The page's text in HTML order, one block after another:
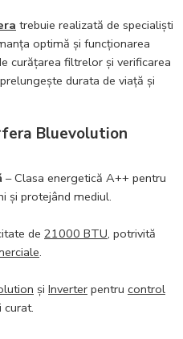
trebuie realizată de specialiști
optimă și funcționarea
curățarea filtrelor și verificarea
durata de viață și
Bluevolution
– Clasa energetică A++ pentru
și protejând mediul.
de 21000 BTU, potrivită
.
și Inverter pentru control